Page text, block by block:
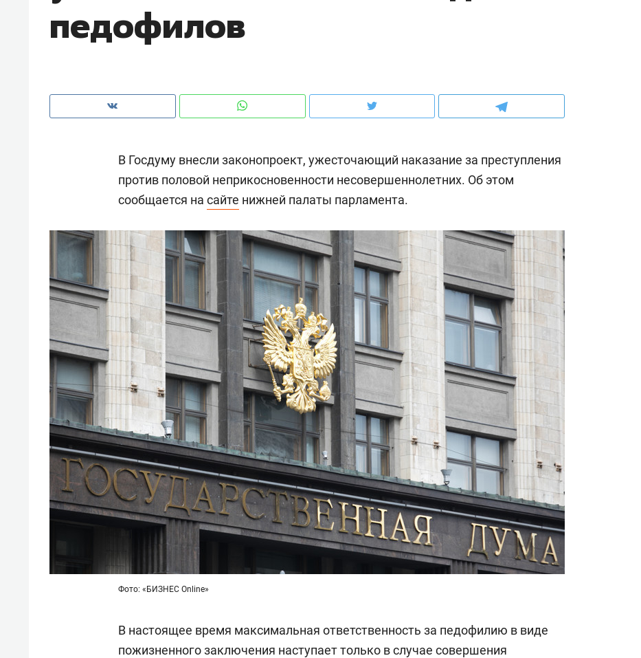
педофилов
В Госдуму внесли законопроект, ужесточающий наказание за преступления
против половой неприкосновенности несовершеннолетних. Об этом
сообщается на сайте нижней палаты парламента.
Фото: «БИЗНЕС Online»
В настоящее время максимальная ответственность за педофилию в виде
пожизненного заключения наступает только в случае совершения
рынки, почему надо знать аксакалов и
чем интересен Оман?
Рекомендуем
Как ГК «МИР ГРУПП» и ВТБ
создают оазис жилого
комфорта под Казанью
Рекомендуем
150 камер до квартиры и Face
ID вместо ключа: какой будет
безопасность в ЖК «Нова»
Рекомендуем
Опыт выживания в дикой
природе, работа
с ментальным и физическим
состоянием как основа
антихрупких команд